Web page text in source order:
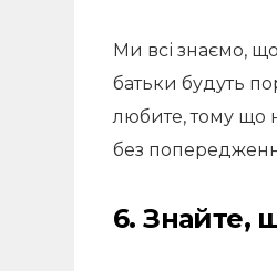
Ми всі знаємо,
батьки будуть
любите, тому що
без
6. Знайте,